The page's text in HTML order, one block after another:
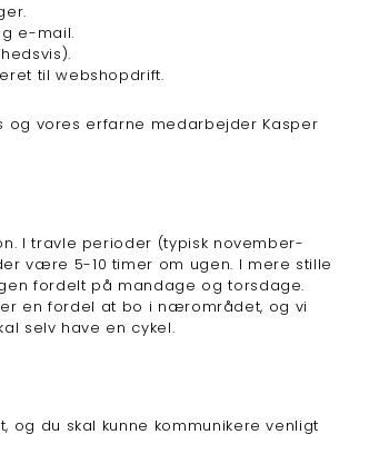
e-mail.
til webshopdrift.
vores erfarne medarbejder Kasper
I travle perioder (typisk november-
være 5-10 timer om ugen. I mere stille
fordelt på mandage og torsdage.
en fordel at bo i nærområdet, og vi
selv have en cykel.
du skal kunne kommunikere venligt